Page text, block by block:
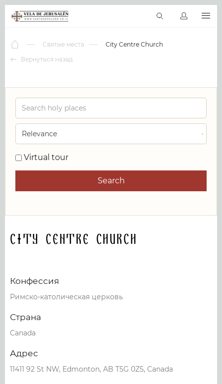
Виртуальные туры
RU
Вернуться назад
Святые места City Centre Church
Virtual tour
Search
City Centre Church
Конфессия
Римско-католическая церковь
Страна
Canada
Адрес
11411 92 St NW, Edmonton, AB T5G 0Z5, Canada